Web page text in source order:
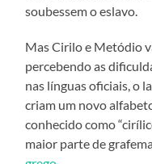
soubessem o eslavo.
Mas Cirilo e Metódio
percebendo as
nas línguas oficiais, o
criam um novo
conhecido como
maior parte de